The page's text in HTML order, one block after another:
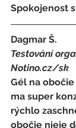
Spokojenost
Dagmar Š.
Testování
Notino.cz/sk
Gél na
ma super
rýchlo
obočie nieje